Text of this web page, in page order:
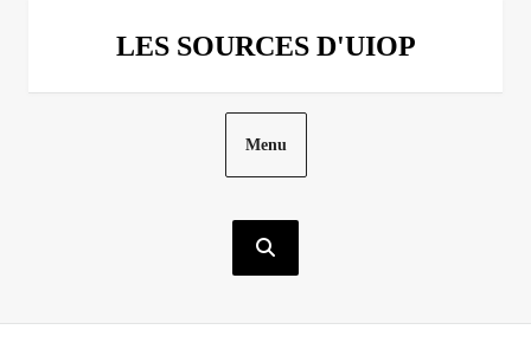
LES SOURCES D'UIOP
Menu